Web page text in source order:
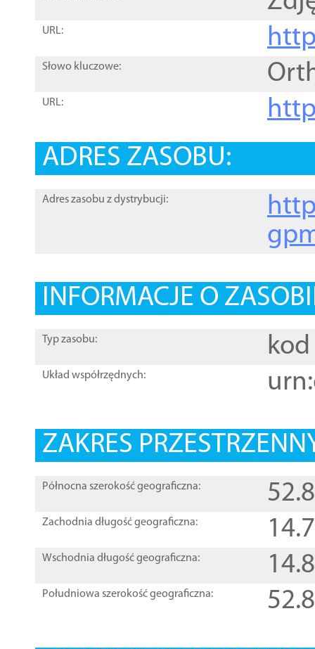
URL:
Słowo kluczowe:
URL:
ADRES ZASOBU:
Adres zasobu z dystrybucji:
INFORMACJE O
Typ zasobu: kod
Układ współrzędnych:
ZAKRES
Północna szerokość geograficzna:
Zachodnia długość geograficzna:
Wschodnia długość geograficzna:
Południowa szerokość geograficzna: